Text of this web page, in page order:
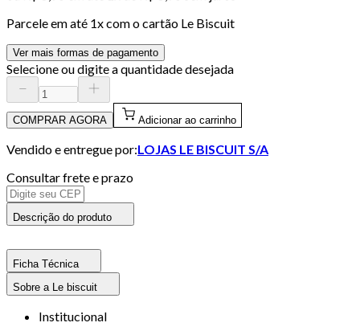
Parcele em até 1x com o cartão Le Biscuit
Ver mais formas de pagamento
Selecione ou digite a quantidade desejada
COMPRAR AGORA Adicionar ao carrinho
Vendido e entregue por:LOJAS LE BISCUIT S/A
Consultar frete e prazo
Descrição do produto
Ficha Técnica
Sobre a Le biscuit
Institucional